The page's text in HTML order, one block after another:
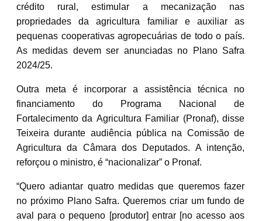
crédito rural, estimular a mecanização nas
propriedades da agricultura familiar e auxiliar as
pequenas cooperativas agropecuárias de todo o país.
As medidas devem ser anunciadas no Plano Safra
2024/25.
Outra meta é incorporar a assistência técnica no
financiamento do Programa Nacional de
Fortalecimento da Agricultura Familiar (Pronaf), disse
Teixeira durante audiência pública na Comissão de
Agricultura da Câmara dos Deputados. A intenção,
reforçou o ministro, é “nacionalizar” o Pronaf.
“Quero adiantar quatro medidas que queremos fazer
no próximo Plano Safra. Queremos criar um fundo de
aval para o pequeno [produtor] entrar [no acesso aos